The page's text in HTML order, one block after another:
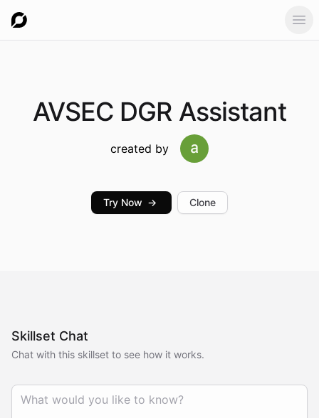
AVSEC DGR Assistant
created by
Try Now → Clone
Skillset Chat
Chat with this skillset to see how it works.